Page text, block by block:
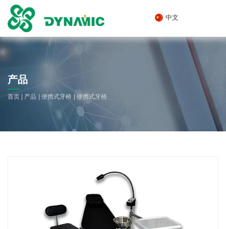
中文
产品
首页 | 产品 | 便携式牙椅 | 便携式牙椅